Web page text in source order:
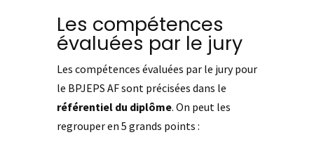
Les compétences
évaluées par le jury
Les compétences évaluées par le jury pour
le BPJEPS AF sont précisées dans le
référentiel du diplôme. On peut les
regrouper en 5 grands points :